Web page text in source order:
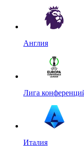
Англия
Лига
Италия